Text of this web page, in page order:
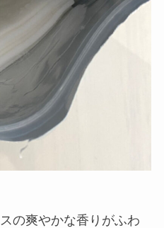
の爽やかな香りがふわ